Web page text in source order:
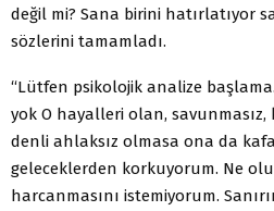
değil mi? Sana birini hatırlatıyor
sözlerini tamamladı.
“Lütfen psikolojik analize
yok O hayalleri olan, savunmasız,
denli ahlaksız olmasa ona da
geleceklerden korkuyorum. Ne
harcanmasını istemiyorum.